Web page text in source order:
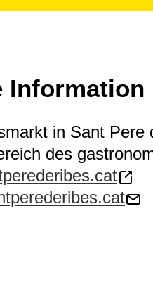
Information
in Sant Pere
des